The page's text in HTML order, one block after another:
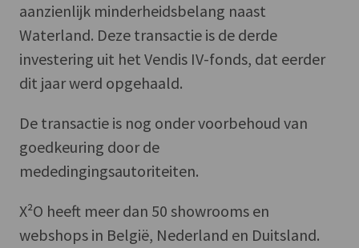
aanzienlijk minderheidsbelang naast
Waterland. Deze transactie is de derde
investering uit het Vendis IV-fonds, dat eerder
dit jaar werd opgehaald.
De transactie is nog onder voorbehoud van
goedkeuring door de
mededingingsautoriteiten.
X²O heeft meer dan 50 showrooms en
webshops in België, Nederland en Duitsland.